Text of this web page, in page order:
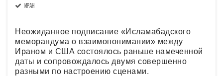
Иран
Неожиданное подписание «Исламабадского
меморандума о взаимопонимании» между
Ираном и США состоялось раньше намеченной
даты и сопровождалось двумя совершенно
разными по настроению сценами.